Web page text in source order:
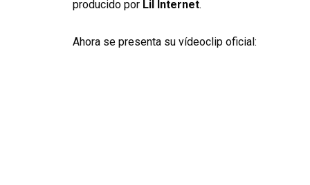
producido por Lil Internet.
Ahora se presenta su vídeoclip oficial: